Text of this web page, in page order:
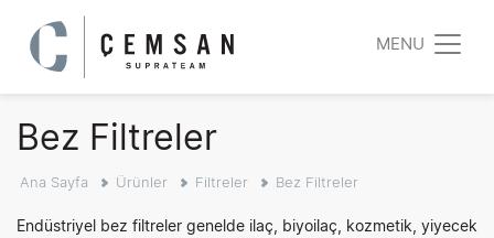
MENU
Bez Filtreler
Ana Sayfa Ürünler Filtreler Bez Filtreler
Endüstriyel bez filtreler genelde ilaç, biyoilaç, kozmetik, yiyecek